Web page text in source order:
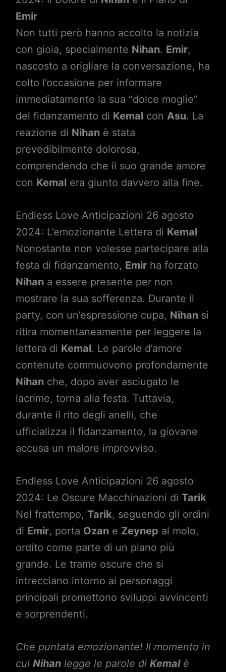
Emir
Non tutti però hanno accolto la notizia
con gioia, specialmente Nihan. Emir,
nascosto a origliare la conversazione, ha
colto l’occasione per informare
immediatamente la sua “dolce moglie”
del fidanzamento di Kemalcon Asu. La
reazione di Nihanè stata
prevedibilmente dolorosa,
comprendendo che il suo grande amore
con Kemalera giunto davvero alla fine.
Endless Love Anticipazioni 26 agosto
2024: L’emozionante Lettera di Kemal
Nonostante non volesse partecipare alla
festa di fidanzamento, Emirha forzato
Nihana essere presente per non
mostrare la sua sofferenza. Durante il
party, con un’espressione cupa, Nihansi
ritira momentaneamente per leggere la
lettera di Kemal. Le parole d’amore
contenute commuovono profondamente
Nihanche, dopo aver asciugato le
lacrime, torna alla festa. Tuttavia,
durante il rito degli anelli, che
ufficializza il fidanzamento, la giovane
accusa un malore improvviso.
Endless Love Anticipazioni 26 agosto
2024: Le Oscure Macchinazioni di Tarik
Nel frattempo, Tarik, seguendo gli ordini
di Emir, porta Ozane Zeynep al molo,
ordito come parte di un piano più
grande. Le trame oscure che si
intrecciano intorno ai personaggi
principali promettono sviluppi avvincenti
e sorprendenti.
Che puntata emozionante! Il momento in
cui Nihanlegge le parole di Kemalè